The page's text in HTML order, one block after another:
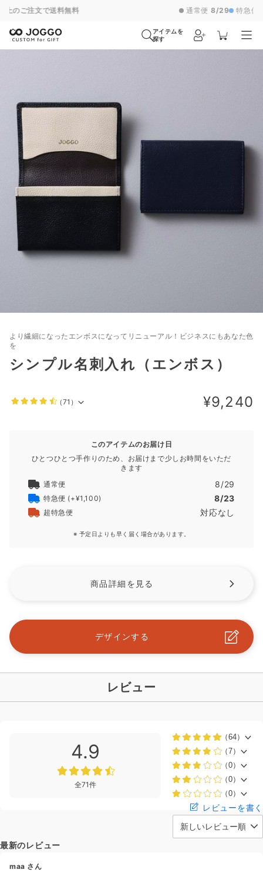
通常便 超特急便−
アイテムを
探す
より繊細になったエンボスになってリニューアル！ビジネスにもあなた色
を
シンプル名刺入れ（エンボス）
（71） ¥9,240
このアイテムのお届け日
ひとつひとつ手作りのため、お届けまで少しお時間をいただ
きます
通常便
8/29
特急便 (+¥1,100) 8/23
超特急便 対応なし
※ 予定日よりも早く届く場合があります。
商品詳細を見る
デザインする
レビュー
4.9
全71件
（64）
（7）
（0）
（0）
（0）
レビューを書く
最新のレビュー
maa さん